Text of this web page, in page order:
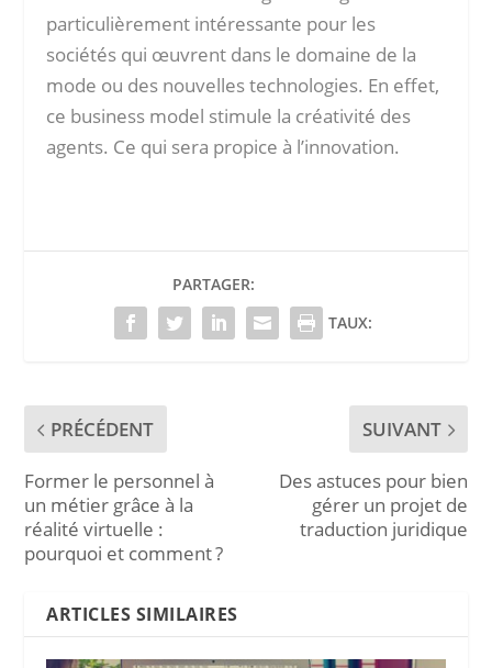
particulièrement intéressante pour les
sociétés qui œuvrent dans le domaine de la
mode ou des nouvelles technologies. En effet,
ce business model stimule la créativité des
agents. Ce qui sera propice à l’innovation.
PARTAGER:
TAUX:
PRÉCÉDENT
Former le personnel à
un métier grâce à la
réalité virtuelle :
pourquoi et comment ?
SUIVANT
Des astuces pour bien
gérer un projet de
traduction juridique
ARTICLES SIMILAIRES